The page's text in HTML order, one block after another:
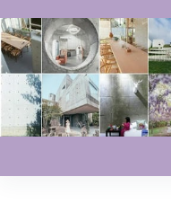
至
主
要
內
容